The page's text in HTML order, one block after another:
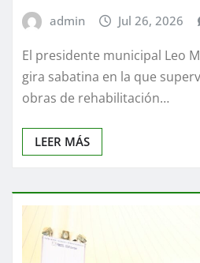
admin Jul 26, 2026
El presidente municipal Leo
gira sabatina en la que
obras de rehabilitación…
LEER MÁS